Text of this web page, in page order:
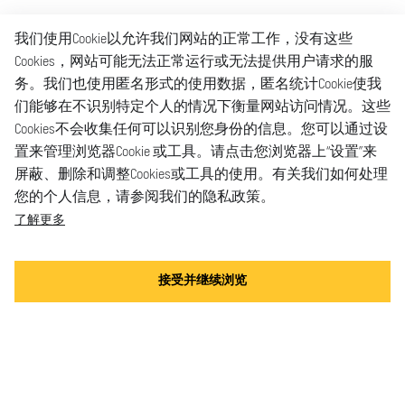
我们使用Cookie以允许我们网站的正常工作，没有这些
Cookies，网站可能无法正常运行或无法提供用户请求的服
务。我们也使用匿名形式的使用数据，匿名统计Cookie使我
们能够在不识别特定个人的情况下衡量网站访问情况。这些
Cookies不会收集任何可以识别您身份的信息。您可以通过设
置来管理浏览器Cookie 或工具。请点击您浏览器上“设置”来
屏蔽、删除和调整Cookies或工具的使用。有关我们如何处理
您的个人信息，请参阅我们的隐私政策。
了解更多
接受并继续浏览